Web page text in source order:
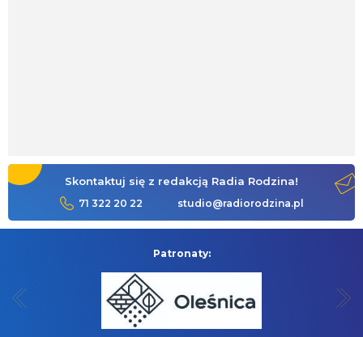
Skontaktuj się z redakcją Radia Rodzina!
71 322 20 22 studio@radiorodzina.pl
Patronaty: